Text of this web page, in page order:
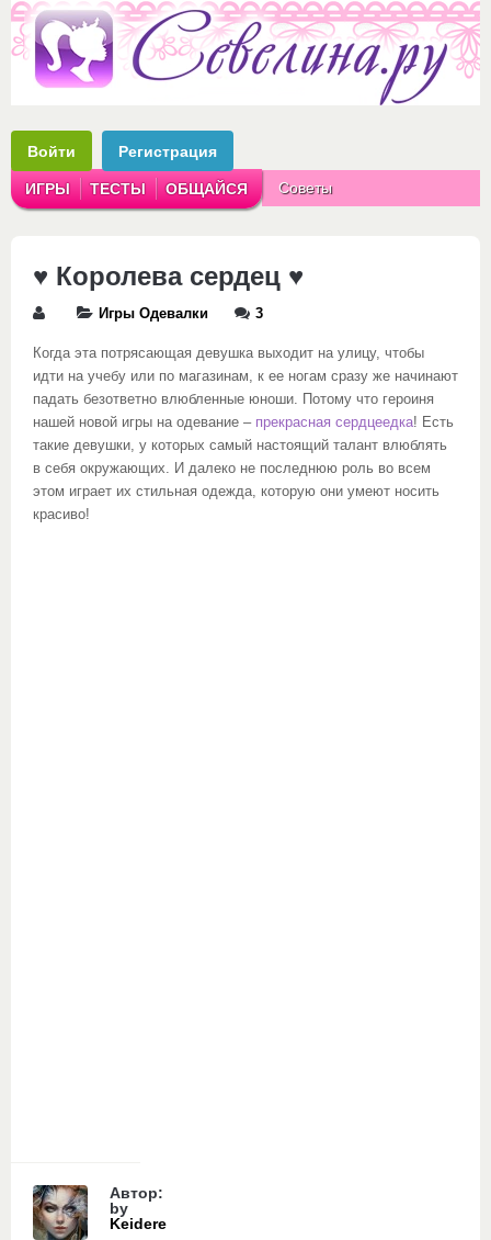
Войти Регистрация
ИГРЫ ТЕСТЫ ОБЩАЙСЯ Советы
♥ Королева сердец ♥
Игры Одевалки 3
Когда эта потрясающая девушка выходит на улицу, чтобы
идти на учебу или по магазинам, к ее ногам сразу же начинают
падать безответно влюбленные юноши. Потому что героиня
нашей новой игры на одевание – прекрасная сердцеедка! Есть
такие девушки, у которых самый настоящий талант влюблять
в себя окружающих. И далеко не последнюю роль во всем
этом играет их стильная одежда, которую они умеют носить
красиво!
Автор:
by
Keidere